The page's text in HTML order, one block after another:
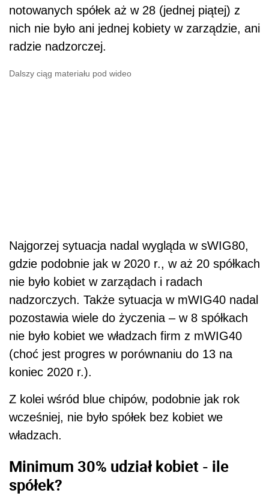
notowanych spółek aż w 28 (jednej piątej) z
nich nie było ani jednej kobiety w zarządzie, ani
radzie nadzorczej.
Dalszy ciąg materiału pod wideo
Najgorzej sytuacja nadal wygląda w sWIG80,
gdzie podobnie jak w 2020 r., w aż 20 spółkach
nie było kobiet w zarządach i radach
nadzorczych. Także sytuacja w mWIG40 nadal
pozostawia wiele do życzenia – w 8 spółkach
nie było kobiet we władzach firm z mWIG40
(choć jest progres w porównaniu do 13 na
koniec 2020 r.).
Z kolei wśród blue chipów, podobnie jak rok
wcześniej, nie było spółek bez kobiet we
władzach.
Minimum 30% udział kobiet - ile
spółek?